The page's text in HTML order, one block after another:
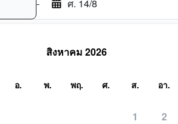
- ศ. 14/8
ง
สิงหาคม 2026
อ. พ. พฤ. ศ. ส. อา.
1 2